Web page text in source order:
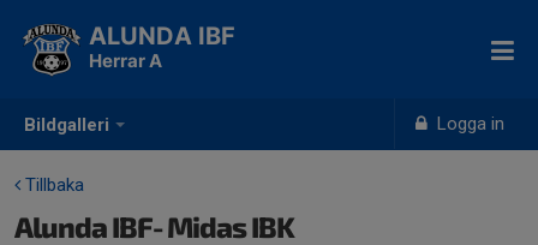
Bildgalleri Logga in
ALUNDA IBF
Herrar A
Tillbaka
Alunda IBF- Midas IBK